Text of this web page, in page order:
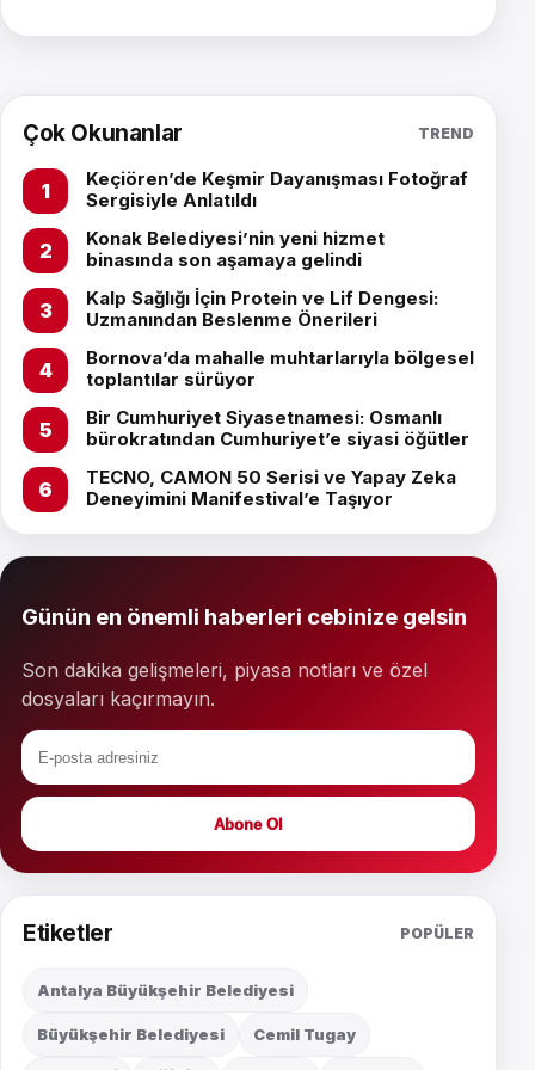
Çok Okunanlar TREND
Keçiören’de Keşmir Dayanışması Fotoğraf
Sergisiyle Anlatıldı
Konak Belediyesi’nin yeni hizmet
binasında son aşamaya gelindi
Kalp Sağlığı İçin Protein ve Lif Dengesi:
Uzmanından Beslenme Önerileri
Bornova’da mahalle muhtarlarıyla bölgesel
toplantılar sürüyor
Bir Cumhuriyet Siyasetnamesi: Osmanlı
bürokratından Cumhuriyet’e siyasi öğütler
TECNO, CAMON 50 Serisi ve Yapay Zeka
Deneyimini Manifestival’e Taşıyor
Günün en önemli haberleri cebinize gelsin
Son dakika gelişmeleri, piyasa notları ve özel
dosyaları kaçırmayın.
Abone Ol
Etiketler POPÜLER
Antalya Büyükşehir Belediyesi
Büyükşehir Belediyesi Cemil Tugay